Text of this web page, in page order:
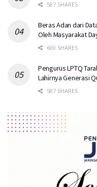
587 SHARES
Beras Adan dari
Oleh Masyarakat
600 SHARES
Pengurus LPTQ
Lahirnya Generasi
587 SHARES